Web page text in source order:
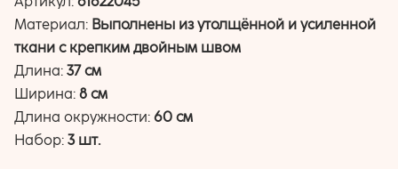
Материал: Выполнены из утолщённой и усиленной
ткани с крепким двойным швом
Длина: 37 см
Ширина: 8 см
Длина окружности: 60 см
Набор: 3 шт.